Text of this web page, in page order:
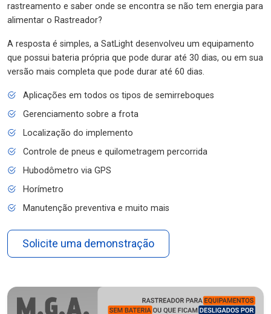
rastreamento e saber onde se encontra se não tem energia para
alimentar o Rastreador?
A resposta é simples, a SatLight desenvolveu um equipamento
que possui bateria própria que pode durar até 30 dias, ou em sua
versão mais completa que pode durar até 60 dias.
Aplicações em todos os tipos de semirreboques
Gerenciamento sobre a frota
Localização do implemento
Controle de pneus e quilometragem percorrida
Hubodômetro via GPS
Horímetro
Manutenção preventiva e muito mais
Solicite uma demonstração